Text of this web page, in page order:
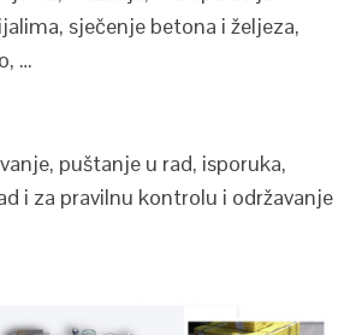
sječenje betona i željeza,
…
puštanje u rad, isporuka,
i za pravilnu kontrolu i održavanje